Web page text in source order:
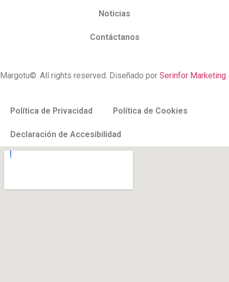
Noticias
Contáctanos
Margotu©. All rights reserved. Diseñado por Serinfor Marketing
Política de Privacidad Política de Cookies
Declaración de Accesibilidad